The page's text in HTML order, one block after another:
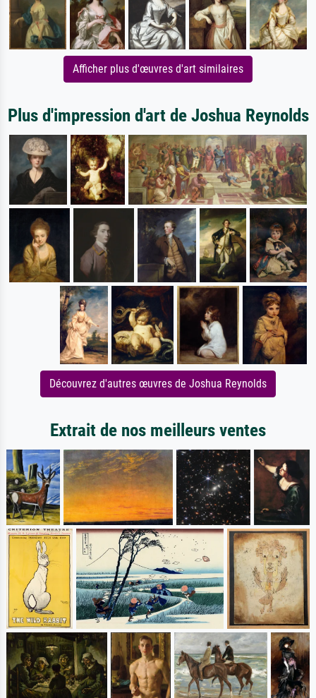
Afficher plus d'œuvres d'art similaires
Plus d'impression d'art de Joshua Reynolds
Découvrez d'autres œuvres de Joshua Reynolds
Extrait de nos meilleurs ventes